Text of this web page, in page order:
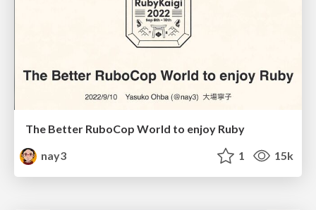
The Better RuboCop World to enjoy Ruby
nay3
1 15k